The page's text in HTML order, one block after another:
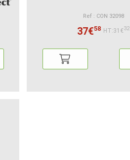
Ref : CON 32098
37€58 HT:31€32